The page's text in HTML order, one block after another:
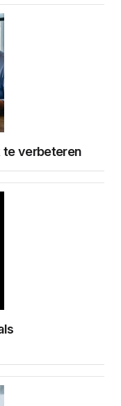
te verbeteren